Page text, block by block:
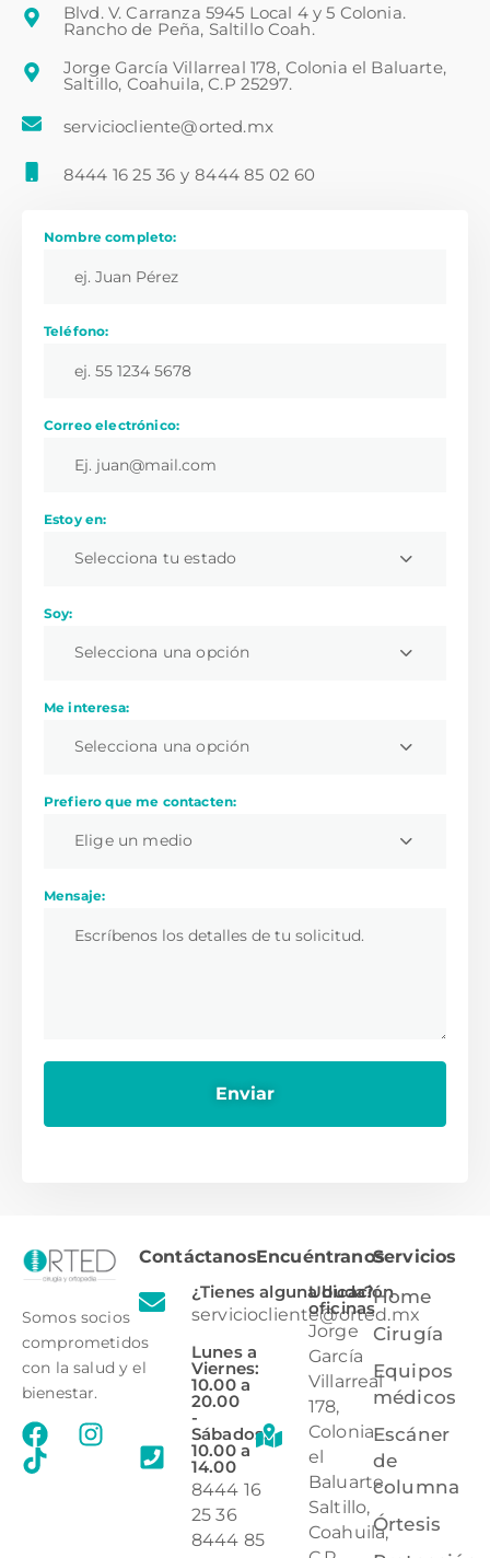
Blvd. V. Carranza 5945 Local 4 y 5 Colonia.
Rancho de Peña, Saltillo Coah.
Jorge García Villarreal 178, Colonia el Baluarte,
Saltillo, Coahuila, C.P 25297.
serviciocliente@orted.mx
8444 16 25 36 y 8444 85 02 60
Nombre completo:
Teléfono:
Correo electrónico:
Estoy en:
Selecciona tu estado
Soy:
Selecciona una opción
Me interesa:
Selecciona una opción
Prefiero que me contacten:
Elige un medio
Mensaje:
Somos socios
comprometidos
con la salud y el
bienestar.
Contáctanos
¿Tienes alguna duda?
serviciocliente@orted.mx
Lunes a
Viernes:
10.00 a
20.00
-
Sábados:
10.00 a
14.00
8444 16
25 36
8444 85
Encuéntranos
Ubicación
oficinas
Jorge
García
Villarreal
178,
Colonia
el
Baluarte,
Saltillo,
Coahuila,
Servicios
Home
Cirugía
Equipos
médicos
Escáner
de
columna
Órtesis